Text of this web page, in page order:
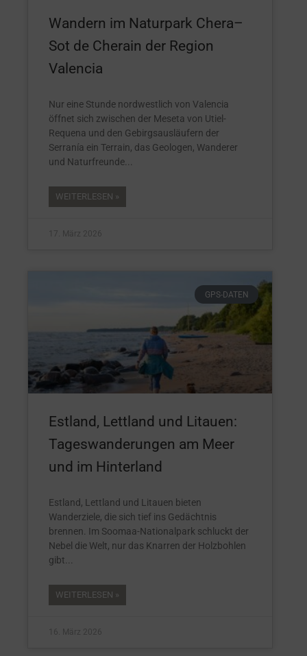
Wandern im Naturpark Chera–
Sot de Cherain der Region
Valencia
Nur eine Stunde nordwestlich von Valencia
öffnet sich zwischen der Meseta von Utiel-
Requena und den Gebirgsausläufern der
Serranía ein Terrain, das Geologen, Wanderer
und Naturfreunde
WEITERLESEN »
17. März 2026
GPS-DATEN
Estland, Lettland und Litauen:
Tageswanderungen am Meer
und im Hinterland
Estland, Lettland und Litauen bieten
Wanderziele, die sich tief ins Gedächtnis
brennen. Im Soomaa-Nationalpark schluckt der
Nebel die Welt, nur das Knarren der Holzbohlen
gibt
WEITERLESEN »
16. März 2026